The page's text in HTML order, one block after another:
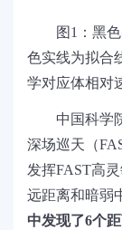
图1：黑
色实线为拟合
学对应体相对
中国科学
深场巡天（
发挥FAST高
远距离和暗弱
中发现了6个